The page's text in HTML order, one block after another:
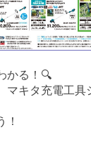
かる！🔍
マキタ充電工具
！